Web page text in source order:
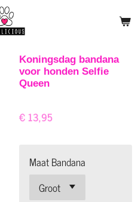
Koningsdag bandana
voor honden Selfie
Queen
€ 13,95
Maat Bandana